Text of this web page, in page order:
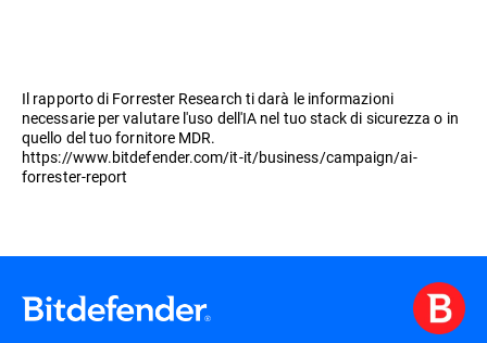
Il rapporto di Forrester Research ti darà le informazioni
necessarie per valutare l'uso dell'IA nel tuo stack di sicurezza o in
quello del tuo fornitore MDR.
https://www.bitdefender.com/it-it/business/campaign/ai-
forrester-report